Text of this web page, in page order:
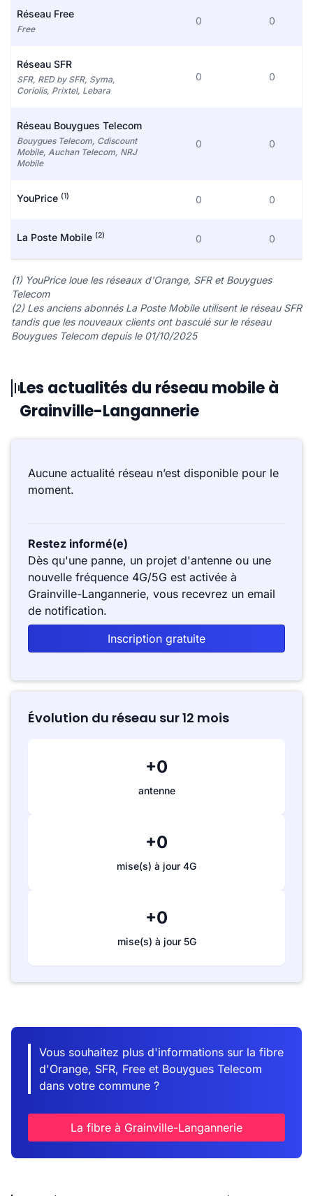
Réseau Free
Free
0 0
Réseau SFR
SFR, RED by SFR, Syma,
Coriolis, Prixtel, Lebara
0 0
Réseau Bouygues Telecom
Bouygues Telecom, Cdiscount
Mobile, Auchan Telecom, NRJ
Mobile
0 0
YouPrice (1) 0 0
La Poste Mobile (2) 0 0
(1) YouPrice loue les réseaux d'Orange, SFR et Bouygues
Telecom
(2) Les anciens abonnés La Poste Mobile utilisent le réseau SFR
tandis que les nouveaux clients ont basculé sur le réseau
Bouygues Telecom depuis le 01/10/2025
Les actualités du réseau mobile à
Grainville-Langannerie
Aucune actualité réseau n’est disponible pour le
moment.
Restez informé(e)
Dès qu'une panne, un projet d'antenne ou une
nouvelle fréquence 4G/5G est activée à
Grainville-Langannerie, vous recevrez un email
de notification.
Inscription gratuite
Évolution du réseau sur 12 mois
+0
antenne
+0
mise(s) à jour 4G
+0
mise(s) à jour 5G
Vous souhaitez plus d'informations sur la fibre
d'Orange, SFR, Free et Bouygues Telecom
dans votre commune ?
La fibre à Grainville-Langannerie